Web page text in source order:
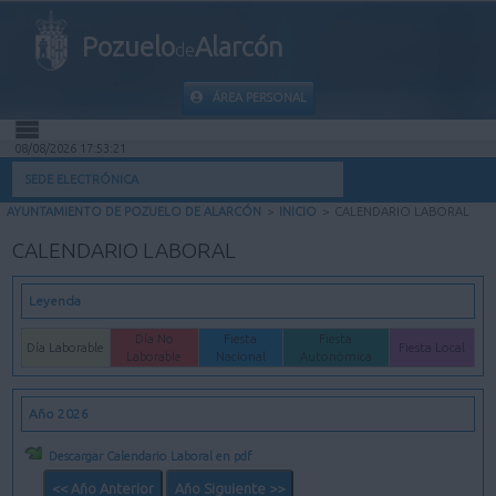
PozuelodeAlarcón
ÁREA PERSONAL
INICIO
MI CARPETA
INFORMACIÓN MUNICIPAL
AYUDA
08/08/2026 17:53:21
SEDE ELECTRÓNICA
AYUNTAMIENTO DE POZUELO DE ALARCÓN > INICIO > CALENDARIO LABORAL
CALENDARIO LABORAL
Leyenda
Día Laborable
Día No
Laborable
Fiesta
Nacional
Fiesta Local
Año 2026
Descargar Calendario Laboral en pdf
<< Año Anterior Año Siguiente >>